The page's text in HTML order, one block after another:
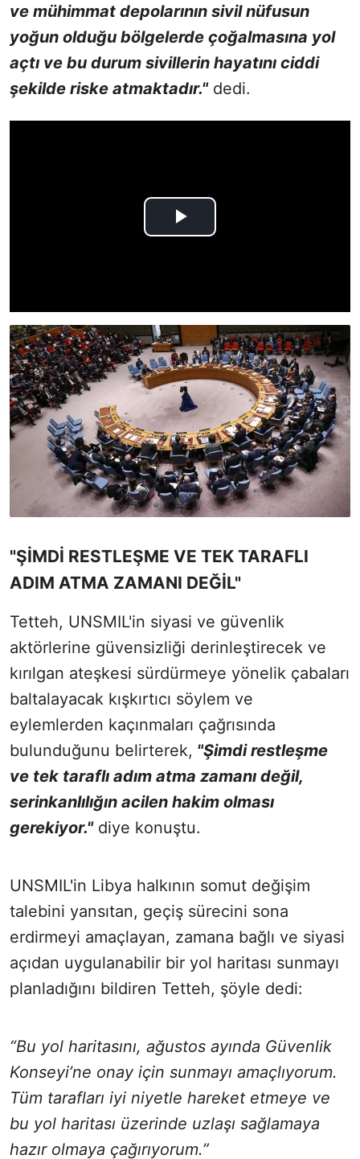
ve mühimmat depolarının sivil nüfusun
yoğun olduğu bölgelerde çoğalmasına yol
açtı ve bu durum sivillerin hayatını ciddi
şekilde riske atmaktadır."dedi.
"ŞİMDİ RESTLEŞME VE TEK TARAFLI
ADIM ATMA ZAMANI DEĞİL"
Tetteh, UNSMIL'in siyasi ve güvenlik
aktörlerine güvensizliği derinleştirecek ve
kırılgan ateşkesi sürdürmeye yönelik çabaları
baltalayacak kışkırtıcı söylem ve
eylemlerden kaçınmaları çağrısında
bulunduğunu belirterek, "Şimdi restleşme
ve tek taraflı adım atma zamanı değil,
serinkanlılığın acilen hakim olması
gerekiyor."diye konuştu.
UNSMIL'in Libya halkının somut değişim
talebini yansıtan, geçiş sürecini sona
erdirmeyi amaçlayan, zamana bağlı ve siyasi
açıdan uygulanabilir bir yol haritası sunmayı
planladığını bildiren Tetteh, şöyle dedi:
“Bu yol haritasını, ağustos ayında Güvenlik
Konseyi’ne onay için sunmayı amaçlıyorum.
Tüm tarafları iyi niyetle hareket etmeye ve
bu yol haritası üzerinde uzlaşı sağlamaya
hazır olmaya çağırıyorum.”